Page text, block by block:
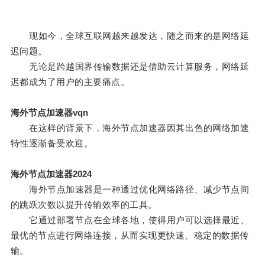
现如今，全球互联网越来越发达，随之而来的是网络延
迟问题。
无论是跨越国界传输数据还是借助云计算服务，网络延
迟都成为了用户的主要痛点。
海外节点加速器vqn
在这样的背景下，海外节点加速器因其出色的网络加速
特性逐渐备受欢迎。
海外节点加速器2024
海外节点加速器是一种通过优化网络路径、减少节点间
的跳跃次数以提升传输效率的工具。
它通过部署节点在全球各地，使得用户可以选择最近、
最优的节点进行网络连接，从而实现更快速、稳定的数据传
输。